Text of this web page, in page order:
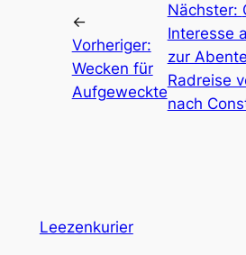
←
Vorheriger:
Wecken für
Aufgeweckte
Nächster:
Interesse
zur
Radreise
nach
Leezenkurier